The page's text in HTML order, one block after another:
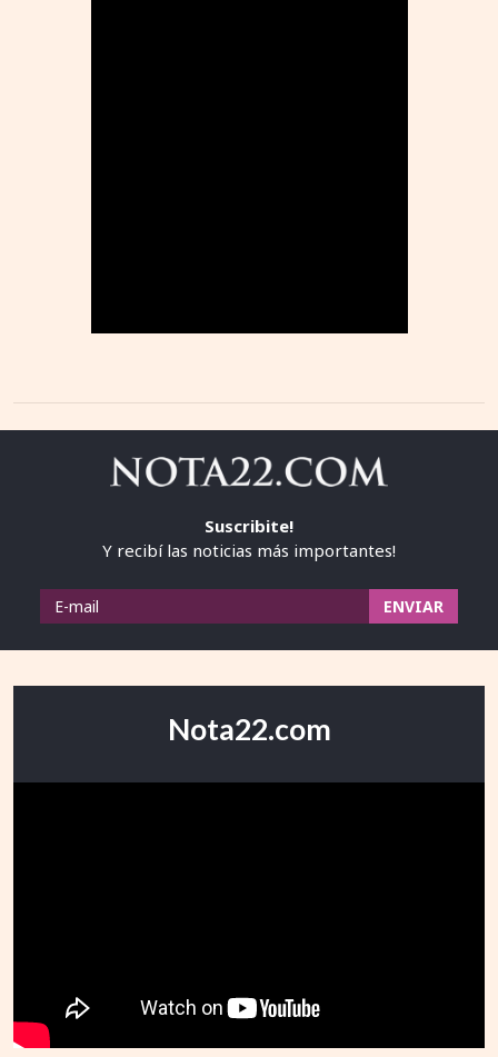
Suscribite!
Y recibí las noticias más importantes!
Nota22.com